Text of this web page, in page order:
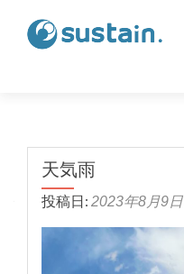
天気雨
投稿日: 2023年8月9日